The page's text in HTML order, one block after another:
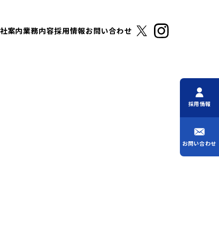
採用情報
お問い合わせ
案内業務内容採用情報お問い合わせ